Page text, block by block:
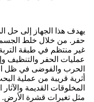
يهدف هذا الجهاز إلى حل
حفر. من خلال خلط الجسم
غير منتظم في طبقة
عمليات الحفر والتنظيف
الحرب والفوضى في ظل
أثرية قريبة من عملية
المخلوقات القديمة
مثل تغيرات قشرة الأرض.